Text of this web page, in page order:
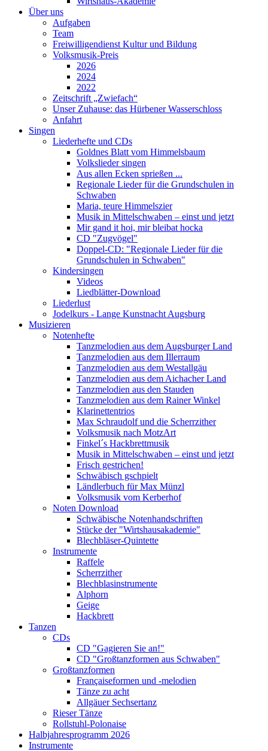
Über uns
Aufgaben
Team
Freiwilligendienst Kultur und Bildung
Volksmusik-Preis
2026
2024
2022
Zeitschrift „Zwiefach“
Unser Zuhause: das Hürbener Wasserschloss
Anfahrt
Singen
Liederhefte und CDs
Goldnes Blatt vom Himmelsbaum
Volkslieder singen
Aus allen Ecken sprießen ...
Regionale Lieder für die Grundschulen in
Schwaben
Maria, teure Himmelszier
Musik in Mittelschwaben – einst und jetzt
Mir gand it hoi, mir bleibat hocka
CD "Zugvögel"
Doppel-CD: "Regionale Lieder für die
Grundschulen in Schwaben"
Kindersingen
Videos
Liedblätter-Download
Liederlust
Jodelkurs - Lange Kunstnacht Augsburg
Musizieren
Notenhefte
Tanzmelodien aus dem Augsburger Land
Tanzmelodien aus dem Illerraum
Tanzmelodien aus dem Westallgäu
Tanzmelodien aus dem Aichacher Land
Tanzmelodien aus den Stauden
Tanzmelodien aus dem Rainer Winkel
Klarinettentrios
Max Schraudolf und die Scherrzither
Volksmusik nach MotzArt
Finkel´s Hackbrettmusik
Musik in Mittelschwaben – einst und jetzt
Frisch gestrichen!
Schwäbisch gschpielt
Ländlerbuch für Max Münzl
Volksmusik vom Kerberhof
Noten Download
Schwäbische Notenhandschriften
Stücke der "Wirtshausakademie"
Blechbläser-Quintette
Instrumente
Raffele
Scherrzither
Blechblasinstrumente
Alphorn
Geige
Hackbrett
Tanzen
CDs
CD "Gagieren Sie an!"
CD "Großtanzformen aus Schwaben"
Großtanzformen
Françaiseformen und -melodien
Tänze zu acht
Allgäuer Sechsertanz
Rieser Tänze
Rollstuhl-Polonaise
Halbjahresprogramm 2026
Instrumente